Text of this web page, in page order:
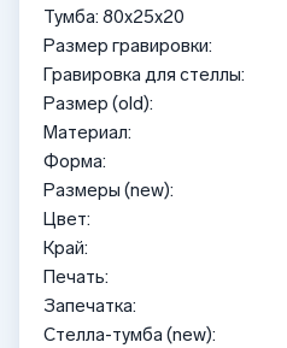
Тумба: 80x25x20
Размер гравировки:
Гравировка для стеллы:
Размер (old):
Материал:
Форма:
Размеры (new):
Цвет:
Край:
Печать:
Запечатка:
Стелла-тумба (new):